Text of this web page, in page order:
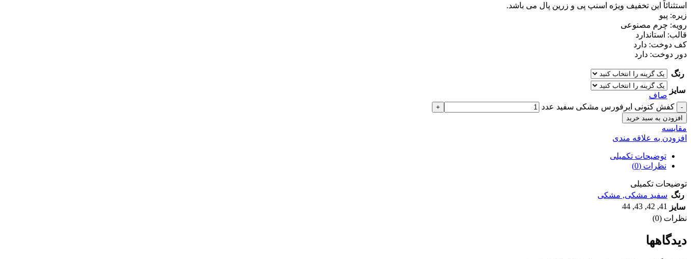
استثنائاً این تخفیف ویژه اسنپ پی و زرین پال می باشد.
زیره: پیو
رویه: چرم مصنوعی
قالب: استاندارد
کف دوخت: دارد
دور دوخت: دارد
رنگ
سایز
صاف
کفش کتونی ایرفورس مشکی سفید عدد
افزودن به سبد خرید
مقايسه
افزودن به علاقه مندی
توضیحات تکمیلی
نظرات (0)
توضیحات تکمیلی
رنگ سفید مشکی, مشکی
سایز
41
,
42
,
43
,
44
نظرات (0)
دیدگاهها